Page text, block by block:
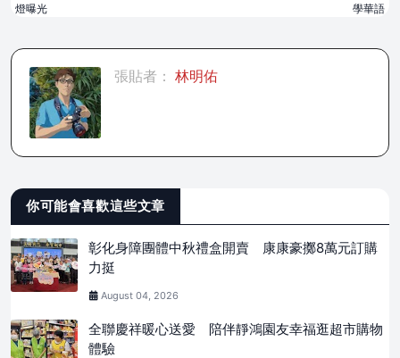
學華語
燈曝光
張貼者： 林明佑
你可能會喜歡這些文章
彰化身障團體中秋禮盒開賣 康康豪擲8萬元訂購
力挺
August 04, 2026
全聯慶祥暖心送愛 陪伴靜鴻園友幸福逛超市購物
體驗